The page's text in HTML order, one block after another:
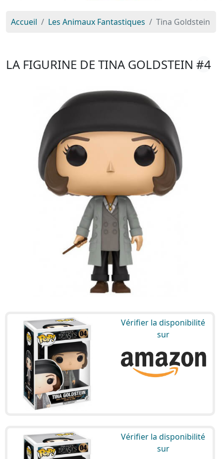
Accueil Les Animaux Fantastiques Tina Goldstein
LA FIGURINE DE TINA GOLDSTEIN #4
Vérifier la disponibilité
sur
Vérifier la disponibilité
sur